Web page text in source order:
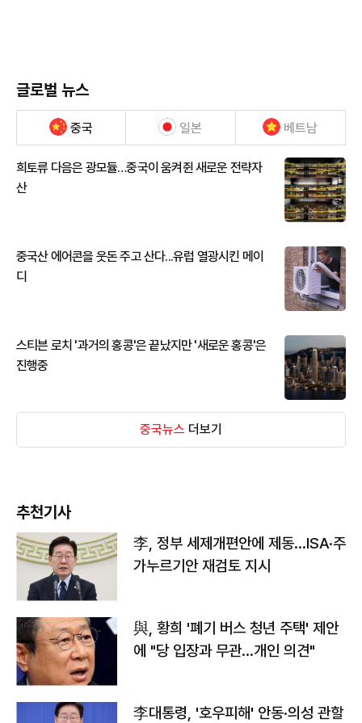
글로벌 뉴스
중국 일본 베트남
희토류 다음은 광모듈…중국이 움켜쥔 새로운 전략자
산
중국산 에어콘을 웃돈 주고 산다...유럽 열광시킨 메이
디
스티븐 로치 '과거의 홍콩'은 끝났지만 '새로운 홍콩'은
진행중
중국뉴스 더보기
추천기사
李, 정부 세제개편안에 제동…ISA·주
가누르기안 재검토 지시
與, 황희 '폐기 버스 청년 주택' 제안
에 "당 입장과 무관…개인 의견"
李대통령, '호우피해' 안동·의성 관할